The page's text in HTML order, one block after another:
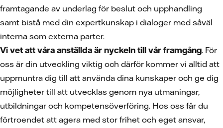
framtagande av underlag för beslut och upphandling
samt bistå med din expertkunskap i dialoger med såväl
interna som externa parter.
Vi vet att våra anställda är nyckeln till vår framgång. För
oss är din utveckling viktig och därför kommer vi alltid att
uppmuntra dig till att använda dina kunskaper och ge dig
möjligheter till att utvecklas genom nya utmaningar,
utbildningar och kompetensöverföring. Hos oss får du
förtroendet att agera med stor frihet och eget ansvar,